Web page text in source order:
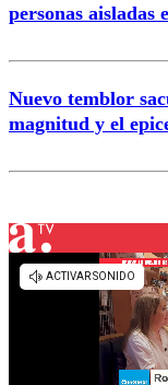
personas aisladas
Nuevo temblor
magnitud y el